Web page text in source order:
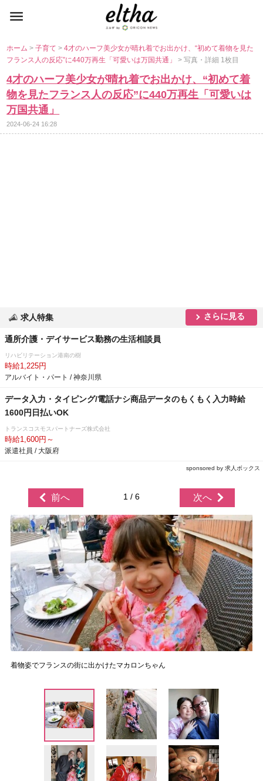
ホーム>子育て>4才のハーフ美少女が晴れ着でお出かけ、“初めて着物を見た
フランス人の反応”に440万再生「可愛いは万国共通」> 写真・詳細 1枚目
4才のハーフ美少女が晴れ着でお出かけ、“初めて着
物を見たフランス人の反応”に440万再生「可愛いは
万国共通」
2024-06-24 16:28
求人特集 さらに見る
通所介護・デイサービス勤務の生活相談員
リハビリテーション港南の樹
時給1,225円
アルバイト・パート / 神奈川県
データ入力・タイピング/電話ナシ商品データのもくもく入力時給
1600円日払いOK
トランスコスモスパートナーズ株式会社
時給1,600円～
派遣社員 / 大阪府
sponsored by 求人ボックス
前へ 1 / 6 次へ
着物姿でフランスの街に出かけたマカロンちゃん